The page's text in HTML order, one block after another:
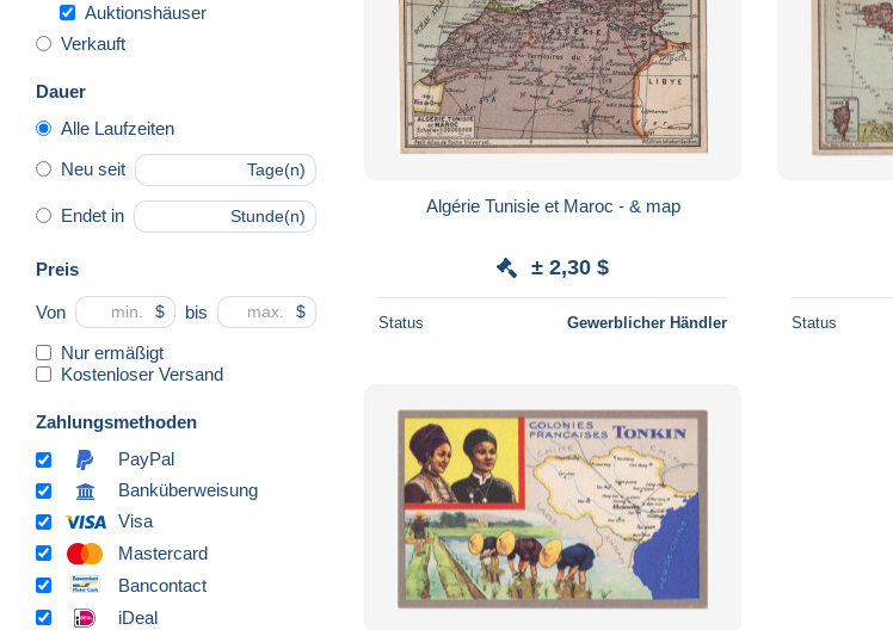
Auktionshäuser
Verkauft
Dauer
Alle Laufzeiten
Neu seit Tage(n)
Endet in Stunde(n)
Preis
Von $ bis $
Nur ermäßigt
Kostenloser Versand
Zahlungsmethoden
PayPal
Banküberweisung
Visa
Mastercard
Bancontact
iDeal
Algérie Tunisie et Maroc - & map
± 2,30 $
Status Gewerblicher Händler Status